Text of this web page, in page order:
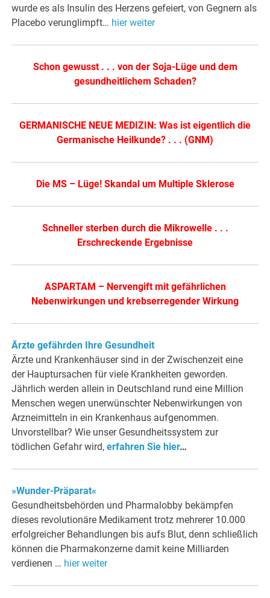
wurde es als Insulin des Herzens gefeiert, von Gegnern als
Placebo verunglimpft… hier weiter
Schon gewusst . . . von der Soja-Lüge und dem
gesundheitlichem Schaden?
GERMANISCHE NEUE MEDIZIN: Was ist eigentlich die
Germanische Heilkunde? . . . (GNM)
Die MS – Lüge! Skandal um Multiple Sklerose
Schneller sterben durch die Mikrowelle . . .
Erschreckende Ergebnisse
ASPARTAM – Nervengift mit gefährlichen
Nebenwirkungen und krebserregender Wirkung
Ärzte gefährden Ihre Gesundheit
Ärzte und Krankenhäuser sind in der Zwischenzeit eine
der Hauptursachen für viele Krankheiten geworden.
Jährlich werden allein in Deutschland rund eine Million
Menschen wegen unerwünschter Nebenwirkungen von
Arzneimitteln in ein Krankenhaus aufgenommen.
Unvorstellbar? Wie unser Gesundheitssystem zur
tödlichen Gefahr wird, erfahren Sie hier…
»Wunder-Präparat«
Gesundheitsbehörden und Pharmalobby bekämpfen
dieses revolutionäre Medikament trotz mehrerer 10.000
erfolgreicher Behandlungen bis aufs Blut, denn schließlich
können die Pharmakonzerne damit keine Milliarden
verdienen … hier weiter